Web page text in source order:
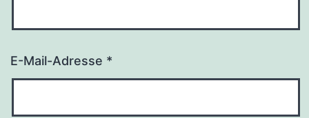
E-Mail-Adresse *